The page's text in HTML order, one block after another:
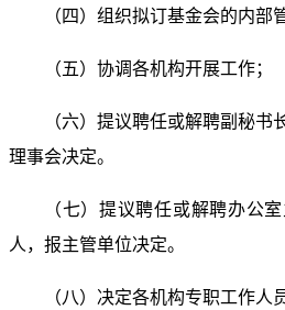
（四）组织拟订基金会的内部
（五）协调各机构开展工作；
（六）提议聘任或解聘副秘书
理事会决定。
（七）提议聘任或解聘办公
人，报主管单位决定。
（八）决定各机构专职工作人